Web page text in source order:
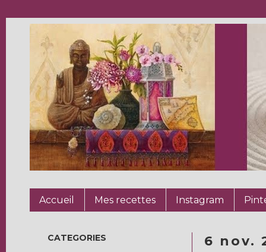
Accueil Mes recettes Instagram
6 nov.
CATEGORIES